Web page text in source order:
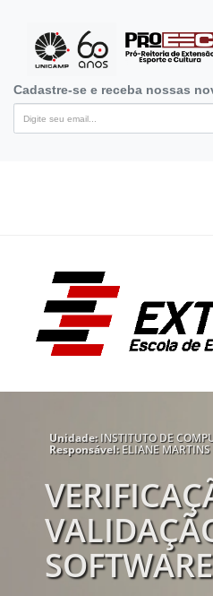
Cadastre-se e receba nossas
Unidade:INSTITUTO DE
Responsável:ELIANE MARTINS
SOFTWARE